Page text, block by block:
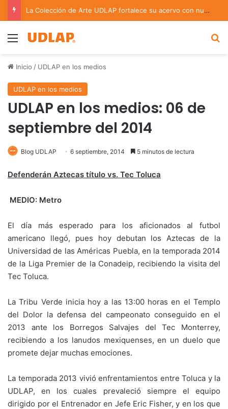
La Colección de Arte UDLAP fortalece su acervo con nuevas obras de artistas emergentes y consolidados
Menu
Inicio / UDLAP en los medios
UDLAP en los medios
UDLAP en los medios: 06 de
septiembre del 2014
Blog UDLAP 6 septiembre, 2014 5 minutos de lectura
Defenderán Aztecas título vs. Tec Toluca
MEDIO: Metro
El día más esperado para los aficionados al futbol
americano llegó, pues hoy debutan los Aztecas de la
Universidad de las Américas Puebla, en la temporada 2014
de la Liga Premier de la Conadeip, recibiendo la visita del
Tec Toluca.
La Tribu Verde inicia hoy a las 13:00 horas en el Templo
del Dolor la defensa del campeonato conseguido en el
2013 ante los Borregos Salvajes del Tec Monterrey,
recibiendo a los lanudos mexiquenses, en un duelo que
promete dejar muchas emociones.
La temporada 2013 vivió enfrentamientos entre Toluca y la
UDLAP, en los cuales prevaleció siempre el equipo
dirigido por el Entrenador en Jefe Eric Fisher, y en los que